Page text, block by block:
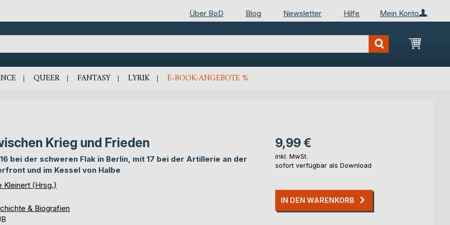
Mein Konto
Über BoD Blog Newsletter Hilfe
Mein
QUEER FANTASY LYRIK E-BOOK-ANGEBOTE %
Krieg und Frieden
bei der schweren Flak in Berlin, mit 17 bei der Artillerie an der
und im Kessel von Halbe
Kleinert (Hrsg.)
& Biografien
9,99 €
inkl. MwSt.
sofort verfügbar als Download
IN DEN WARENKORB